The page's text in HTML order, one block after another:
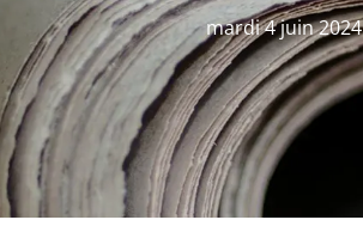
mardi 4 juin 2024